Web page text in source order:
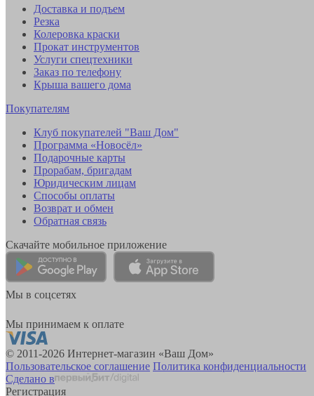
Доставка и подъем
Резка
Колеровка краски
Прокат инструментов
Услуги спецтехники
Заказ по телефону
Крыша вашего дома
Покупателям
Клуб покупателей "Ваш Дом"
Программа «Новосёл»
Подарочные карты
Прорабам, бригадам
Юридическим лицам
Способы оплаты
Возврат и обмен
Обратная связь
Скачайте мобильное приложение
Мы в соцсетях
Мы принимаем к оплате
© 2011-2026 Интернет-магазин «Ваш Дом»
Пользовательское соглашение Политика конфиденциальности
Сделано в
Регистрация